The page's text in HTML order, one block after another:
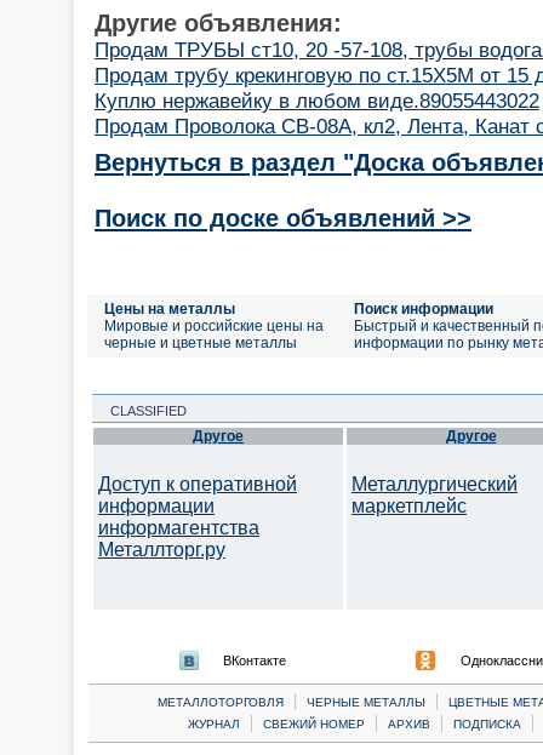
Другие объявления:
Продам ТРУБЫ ст10, 20 -57-108, трубы
Продам трубу крекинговую по ст.15Х5М от 15
Куплю нержавейку в любом виде.89055443022
Продам Проволока СВ-08А, кл2, Лента, Канат
Вернуться в раздел "Доска
Поиск по доске объявлений >>
Цены на металлы
Мировые и российские цены на
черные и цветные металлы
Поиск информации
Быстрый и качественный
информации по рынку
CLASSIFIED
Другое
Доступ к оперативной
информации
информагентства
Металлторг.ру
Другое
Металлургический
маркетплейс
ВКонтакте
МЕТАЛЛОТОРГОВЛЯ | ЧЕРНЫЕ МЕТАЛЛЫ |
ЦВЕТНЫЕ
ЖУРНАЛ
| СВЕЖИЙ НОМЕР | АРХИВ | ПОДПИСКА |